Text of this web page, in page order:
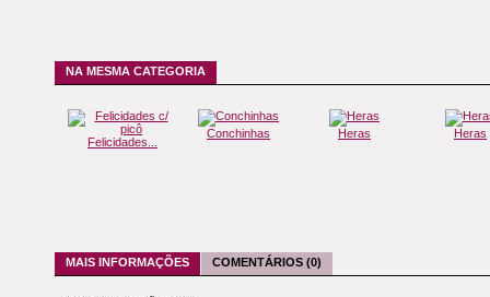
NA MESMA CATEGORIA
Felicidades...
Conchinhas Heras Heras
MAIS INFORMAÇÕES COMENTÁRIOS (0)